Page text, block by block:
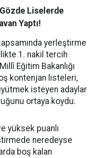
Liselerde
Yaptı!
yerleştirme
1. nakil tercih
Eğitim Bakanlığı
kontenjan listeleri,
isteyen adaylar
ortaya koydu.
yüksek puanlı
neredeyse
boş kalan